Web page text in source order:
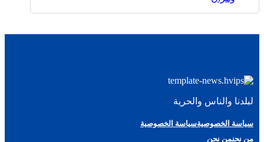
لبلدنا والناس والحرية
سياسة الخصوصيةسياسة الخصوصية
من نحنمن نحن